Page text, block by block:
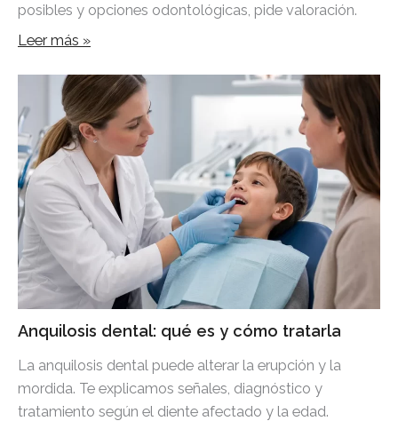
posibles y opciones odontológicas, pide valoración.
Leer más »
Anquilosis dental: qué es y cómo tratarla
La anquilosis dental puede alterar la erupción y la
mordida. Te explicamos señales, diagnóstico y
tratamiento según el diente afectado y la edad.